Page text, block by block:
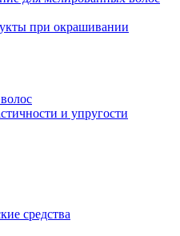
при окрашивании
и упругости
средства